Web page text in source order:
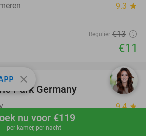
Boek nu
nu voor €119
per kamer, per nacht
9.3 star
Regulier €13
€11
38%
Park Germany
9.4star
close